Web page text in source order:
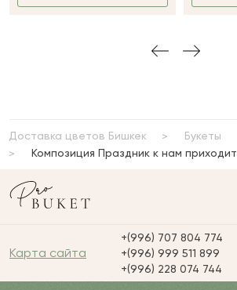
Доставка цветов Бишкек
Букеты
Композиция Праздник к нам приходит
Карта сайта
+(996) 707 804 774
+(996) 999 511 899
+(996) 228 074 744